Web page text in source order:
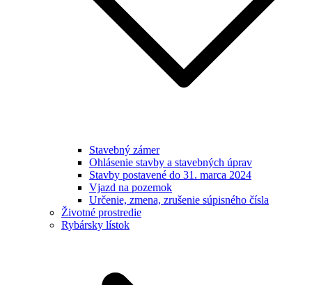
Stavebný zámer
Ohlásenie stavby a stavebných úprav
Stavby postavené do 31. marca 2024
Vjazd na pozemok
Určenie, zmena, zrušenie súpisného čísla
Životné prostredie
Rybársky lístok